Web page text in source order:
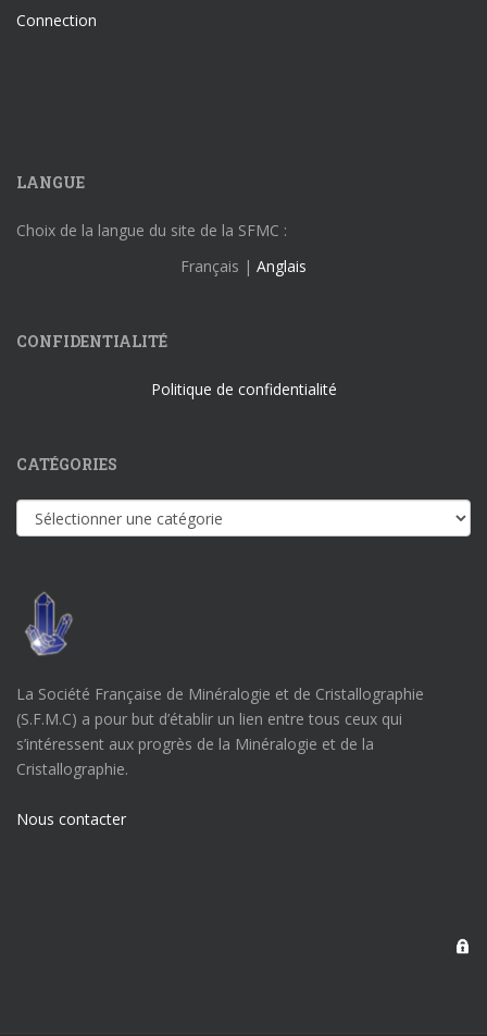
Connection
LANGUE
Choix de la langue du site de la SFMC :
Français | Anglais
CONFIDENTIALITÉ
Politique de confidentialité
CATÉGORIES
Catégories
La Société Française de Minéralogie et de Cristallographie
(S.F.M.C) a pour but d’établir un lien entre tous ceux qui
s’intéressent aux progrès de la Minéralogie et de la
Cristallographie.
Nous contacter